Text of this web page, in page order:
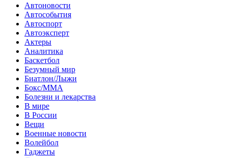
Автоновости
Автособытия
Автоспорт
Автоэксперт
Актеры
Аналитика
Баскетбол
Безумный мир
Биатлон/Лыжи
Бокс/MMA
Болезни и лекарства
В мире
В России
Вещи
Военные новости
Волейбол
Гаджеты